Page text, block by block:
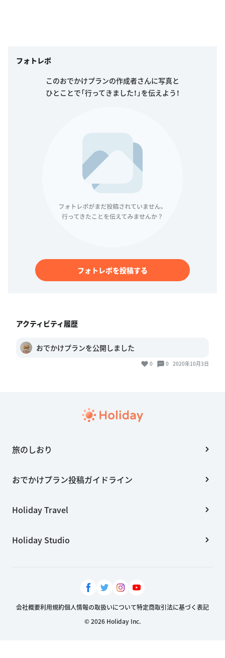
フォトレポ
このおでかけプランの作成者さんに写真と
ひとことで「行ってきました！」を伝えよう！
フォトレポを投稿する
アクティビティ履歴
おでかけプランを公開しました
0 0 2020年10月3日
旅のしおり
おでかけプラン投稿ガイドライン
Holiday Travel
Holiday Studio
会社概要利用規約個人情報の取扱いについて特定商取引法に基づく表記
© 2026 Holiday Inc.